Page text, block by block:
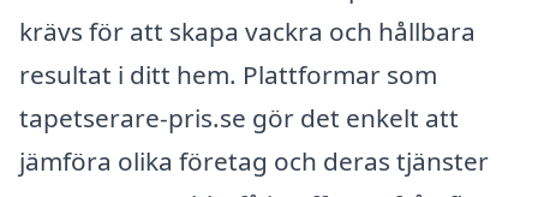
krävs för att skapa vackra och hållbara
resultat i ditt hem. Plattformar som
tapetserare-pris.se gör det enkelt att
jämföra olika företag och deras tjänster